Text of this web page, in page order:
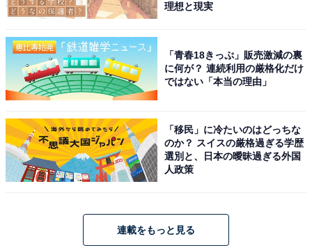
理想と現実
「青春18きっぷ」販売激減の裏
に何が？ 連続利用の厳格化だけ
ではない「本当の理由」
「移民」に冷たいのはどっちな
のか？ スイスの厳格過ぎる学歴
選別と、日本の曖昧過ぎる外国
人政策
連載をもっと見る